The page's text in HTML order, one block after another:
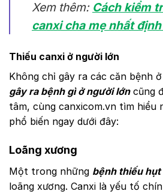
Xem thêm: Cách kiểm
canxi cha mẹ nhất
Thiếu canxi ở người lớn
Không chỉ gây ra các căn bệnh
gây ra bệnh gì ở người lớncũng
tâm, cùng canxicom.vn tìm hiểu
phổ biến ngay dưới đây:
Loãng xương
Một trong những bệnh thiếu hụt
loãng xương. Canxi là yếu tố